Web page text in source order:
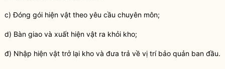
c) Đóng gói hiện vật theo yêu cầu chuyên môn;
d) Bàn giao và xuất hiện vật ra khỏi kho;
đ) Nhập hiện vật trở lại kho và đưa trả về vị trí bảo quản ban đầu.